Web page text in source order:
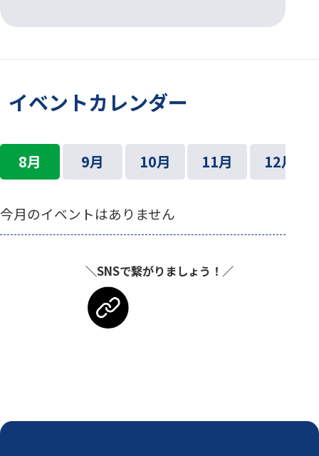
イベントカレンダー
8月 9月 10月 11月 12月
今月のイベントはありません
＼SNSで繋がりましょう！／